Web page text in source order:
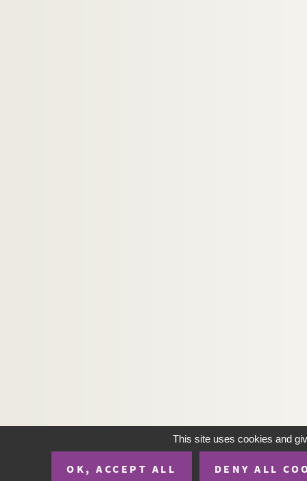
This site uses cookies and
OK, ACCEPT ALL DENY ALL